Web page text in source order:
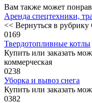
Вам также может
Аренда спецтехники,
<< Вернуться в
0169
Твердотопливные котлы
Купить или заказать
коммерческая
0238
Уборка и вывоз снега
Купить или заказать
0382